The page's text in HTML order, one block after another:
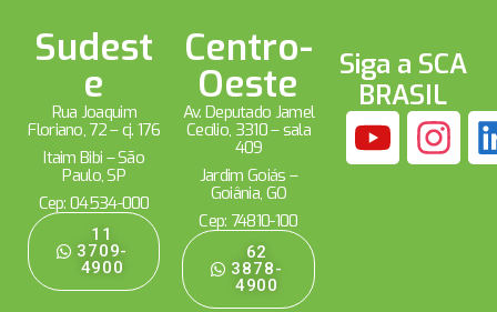
Sudest
e
Rua Joaquim
Floriano, 72 – cj. 176
Itaim Bibi – São
Paulo, SP
Cep: 04534-000
11
3709-
4900
Centro-
Oeste
Av. Deputado Jamel
Cecílio, 3310 – sala
409
Jardim Goiás –
Goiânia, GO
Cep: 74810-100
62
3878-
4900
Siga a SCA
BRASIL